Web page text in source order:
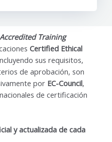
Accredited Training
Certified Ethical
sus requisitos,
de aprobación, son
por EC-Council,
de certificación
y actualizada de cada